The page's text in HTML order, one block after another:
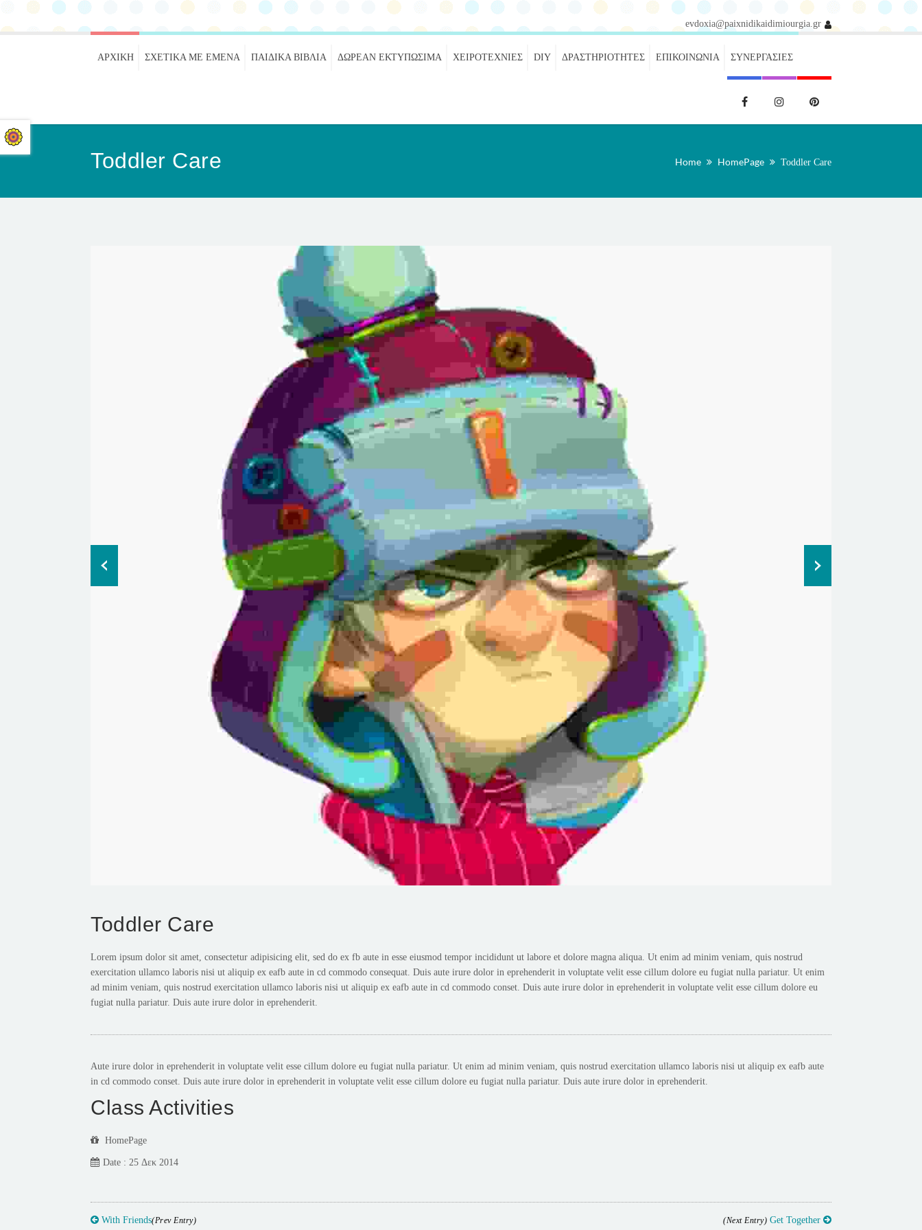
evdoxia@paixnidikaidimiourgia.gr
ΑΡΧΙΚΉ ΣΧΕΤΙΚΑ ΜΕ ΕΜΕΝΑ ΠΑΙΔΙΚΆ ΒΙΒΛΊΑ ΔΩΡΕΆΝ ΕΚΤΥΠΏΣΙΜΑ ΧΕΙΡΟΤΕΧΝΊΕΣ DIY ΔΡΑΣΤΗΡΙΌΤΗΤΕΣ ΕΠΙΚΟΙΝΩΝΊΑ ΣΥΝΕΡΓΑΣΊΕΣ
Toddler Care Home HomePage Toddler Care
Toddler Care
Lorem ipsum dolor sit amet, consectetur adipisicing elit, sed do ex fb aute in esse eiusmod tempor incididunt ut labore et dolore magna aliqua. Ut enim ad minim veniam, quis nostrud
exercitation ullamco laboris nisi ut aliquip ex eafb aute in cd commodo consequat. Duis aute irure dolor in eprehenderit in voluptate velit esse cillum dolore eu fugiat nulla pariatur. Ut enim
ad minim veniam, quis nostrud exercitation ullamco laboris nisi ut aliquip ex eafb aute in cd commodo conset. Duis aute irure dolor in eprehenderit in voluptate velit esse cillum dolore eu
fugiat nulla pariatur. Duis aute irure dolor in eprehenderit.
Aute irure dolor in eprehenderit in voluptate velit esse cillum dolore eu fugiat nulla pariatur. Ut enim ad minim veniam, quis nostrud exercitation ullamco laboris nisi ut aliquip ex eafb aute
in cd commodo conset. Duis aute irure dolor in eprehenderit in voluptate velit esse cillum dolore eu fugiat nulla pariatur. Duis aute irure dolor in eprehenderit.
Class Activities
HomePage
Date : 25 Δεκ 2014
With Friends(Prev Entry) (Next Entry) Get Together